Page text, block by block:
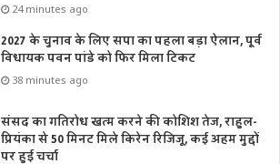
24 minutes ago
2027 के चुनाव के लिए सपा का पहला बड़ा ऐलान, पूर्व
विधायक पवन पांडे को फिर मिला टिकट
38 minutes ago
संसद का गतिरोध खत्म करने की कोशिश तेज, राहुल-
प्रियंका से 50 मिनट मिले किरेन रिजिजू, कई अहम मुद्दों
पर हुई चर्चा